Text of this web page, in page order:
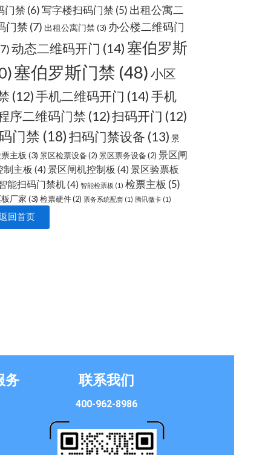
门禁 (6) 写字楼扫码门禁 (5) 出租公寓二
门禁 (7) 出租公寓门禁 (3) 办公楼二维码门
动态二维码开门 (14) 塞伯罗斯
塞伯罗斯门禁 (48) 小区
(12)手机二维码开门 (14) 手机
序二维码门禁 (12)扫码开门 (12)
门禁 (18) 扫码门禁设备 (13) 景
主板 (3) 景区检票设备(2) 景区票务设备(2) 景区闸
制主板 (4) 景区闸机控制板 (4) 景区验票板
能扫码门禁机(4) 智能检票板 (1) 检票主板 (5)
厂家 (3) 检票硬件(2) 票务系统配套 (1) 腾讯微卡 (1)
回首页
务 联系我们
400-962-8986